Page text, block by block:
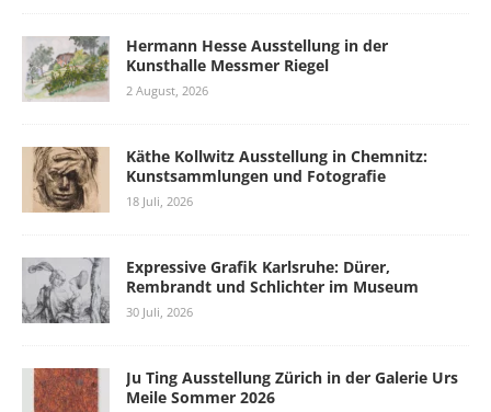
Hermann Hesse Ausstellung in der
Kunsthalle Messmer Riegel
2 August, 2026
Käthe Kollwitz Ausstellung in Chemnitz:
Kunstsammlungen und Fotografie
18 Juli, 2026
Expressive Grafik Karlsruhe: Dürer,
Rembrandt und Schlichter im Museum
30 Juli, 2026
Ju Ting Ausstellung Zürich in der Galerie Urs
Meile Sommer 2026